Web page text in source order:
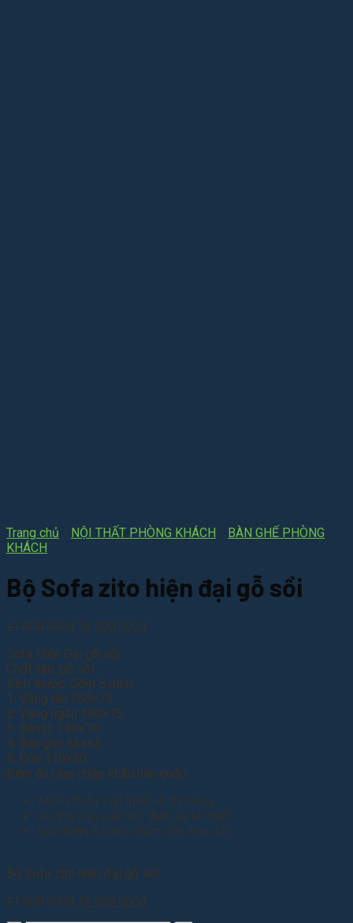
Trang chủ NỘI THẤT PHÒNG KHÁCH
BÀN GHẾ PHÒNG
KHÁCH
Bộ Sofa zito hiện đại gỗ sồi
21.000.000₫ Giá
là:
21.000.000₫.
16.000.000₫
Sofa Hiện Đại gỗ sồi
Chất liệu: gỗ sồi
Kích thước: Gồm 5 món
1: Văng dài 250×75
2: Văng ngắn 180×75
3: Bàn to 130×70
4: Bàn góc 65×65
5: Đôn 110×50
Đệm da cleo nhập khẩu hàn quốc
Miễn phí tư vấn thiết kế, thi công
Xưởng sản xuất nội thất giá rẻ nhất
Bảo hành 5 năm, chăm sóc trọn đời
Bộ Sofa zito hiện đại gỗ sồi
21.000.000₫ Giá
16.000.000₫